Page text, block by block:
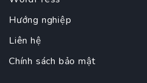
Hướng nghiệp
Liên hệ
Chính sách bảo mật